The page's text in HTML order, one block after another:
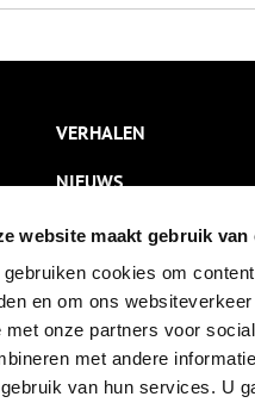
website maakt gebruik van
gebruiken cookies om
en om ons
met onze partners voor
met andere
van hun services. U
te helpen, want
VERHALEN
NIEUWS
KALENDER
THEMA’S
ACTIVITEITEN
VIDEO’S